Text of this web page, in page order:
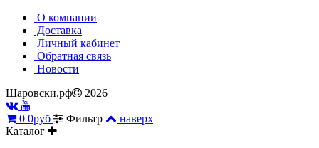
О компании
Доставка
Личный кабинет
Обратная связь
Новости
Шаровски.рф
2026
0 0руб Фильтр
наверх
Каталог